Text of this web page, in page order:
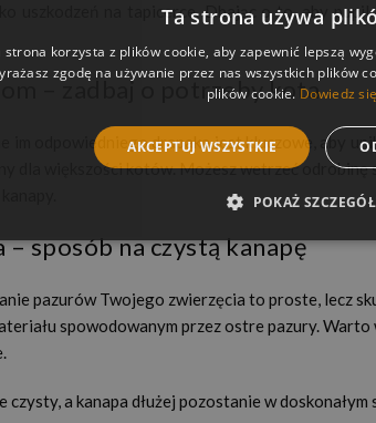
uszkodzeń na tapicerce. Dbając o to, aby
– zadbaj o potrzeby kota
odpowiedniego drapaka jest kluczowe, aby
dla większości kotów. Możesz wetrzeć odrobinę
sposób na czystą kanapę
pazurów Twojego zwierzęcia to proste, lecz
spowodowanym przez ostre pazury.
a kanapa dłużej pozostanie w
Ta strona używa
strona korzysta z plików cookie, aby zapewnić lepszą
zgodę na używanie przez nas wszystkich plików
plików cookie. Dowiedz
AKCEPTUJ WSZYSTKIE
POKAŻ